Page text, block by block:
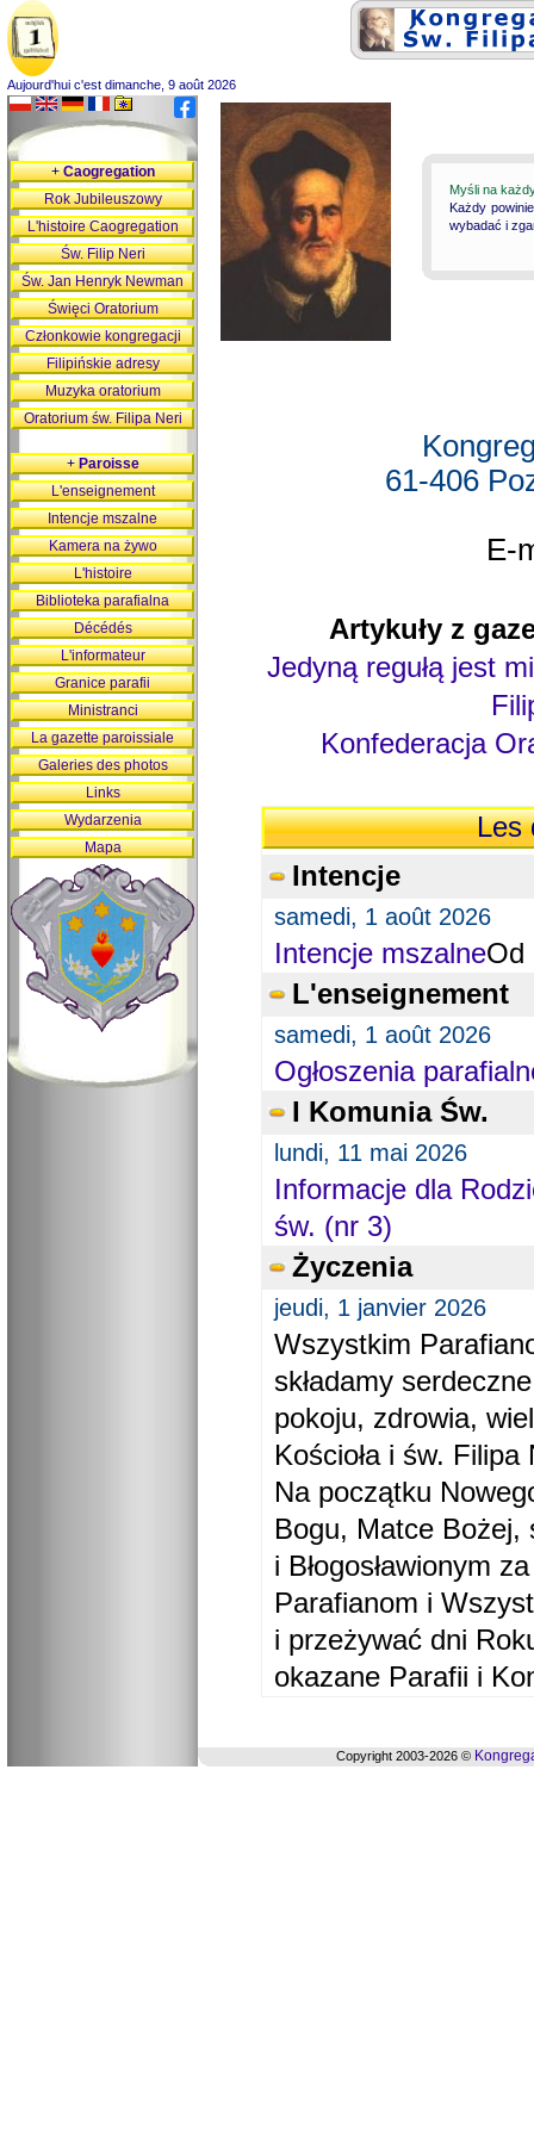
Aujourd'hui c'est dimanche, 9 août 2026
Myśli na
Każdy
wybadać i
61-406
E-
Artykuły z
Jedyną regułą jest
Konfederacja
Les
Intencje
samedi, 1 août 2026
Intencje mszalneOd
L'enseignement
samedi, 1 août 2026
Ogłoszenia
I Komunia Św.
lundi, 11 mai 2026
Informacje dla
św. (nr 3)
Życzenia
jeudi, 1 janvier 2026
Wszystkim
składamy
pokoju, zdrowia,
Kościoła i św. Filipa
Na początku
Bogu, Matce Bożej,
i Błogosławionym
Parafianom i
i przeżywać dni
okazane Parafii i
+Caogregation
Rok Jubileuszowy
L'histoire Caogregation
Św. Filip Neri
Św. Jan Henryk Newman
Święci Oratorium
Członkowie kongregacji
Filipińskie adresy
Muzyka oratorium
Oratorium św. Filipa Neri
+Paroisse
L'enseignement
Intencje mszalne
Kamera na żywo
L'histoire
Biblioteka parafialna
Décédés
L'informateur
Granice parafii
Ministranci
La gazette paroissiale
Galeries des photos
Links
Wydarzenia
Mapa
Copyright 2003-2026 ©